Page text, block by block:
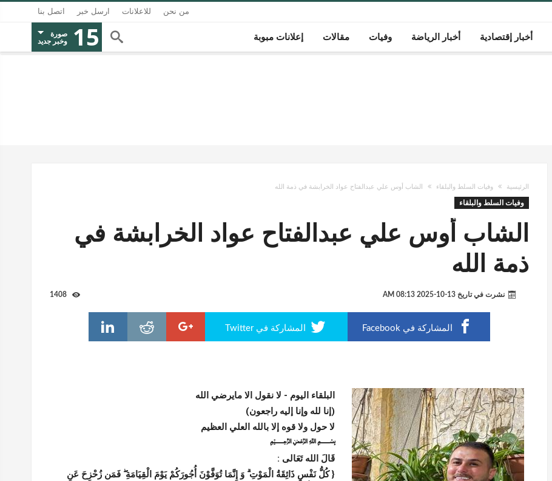
من نحن للاعلانات ارسل خبر اتصل بنا
أخبار إقتصادية أخبار الرياضة وفيات مقالات إعلانات مبوبة 15 صورة
وخبر جديد
الرئيسية وفيات السلط والبلقاء الشاب أوس علي عبدالفتاح عواد الخرابشة في ذمة الله
وفيات السلط والبلقاء
الشاب أوس علي عبدالفتاح عواد الخرابشة في
ذمة الله
نشرت في تاريخ 13-10-2025 08:13 AM
المشاركة في Facebook المشاركة في Twitter
البلقاء اليوم - لا نقول الا مايرضي الله
(إنا لله وإنا إليه راجعون)
لا حول ولا قوه إلا بالله العلي العظيم
﷽
قَالَ الله تَعَالی :
{ كُلُّ نَفْسٍ ذَائِقَةُ الْمَوْتِ ۗ وَ إِنَّمَا تُوَفَّوْنَ أُجُورَكُمْ يَوْمَ الْقِيَامَةِ ۖ فَمَن زُحْزِحَ عَنِ